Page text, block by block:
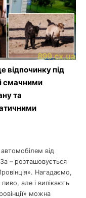
відпочинку під
смачними
та
від
3а – розташовується
Нагадаємо,
але і випікають
можна